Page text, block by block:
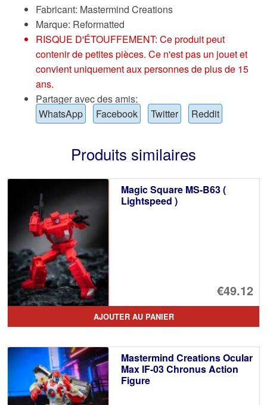
Fabricant: Mastermind Creations
Marque: Reformatted
RISQUE D'ÉTOUFFEMENT: Ce produit peut
contenir de petites pièces. Ce n'est pas un jouet et
convient uniquement aux personnes de plus de 15
ans.
Partager avec des amis:
WhatsApp
Facebook Twitter Reddit
Produits similaires
Magic Square MS-B63 (
Lightspeed )
€49.12
AJOUTER AU PANIER
Mastermind Creations Ocular
Max IF-03 Chronus Action
Figure